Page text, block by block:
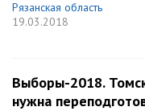
Рязанская область
19.03.2018
Выборы-2018.
нужна